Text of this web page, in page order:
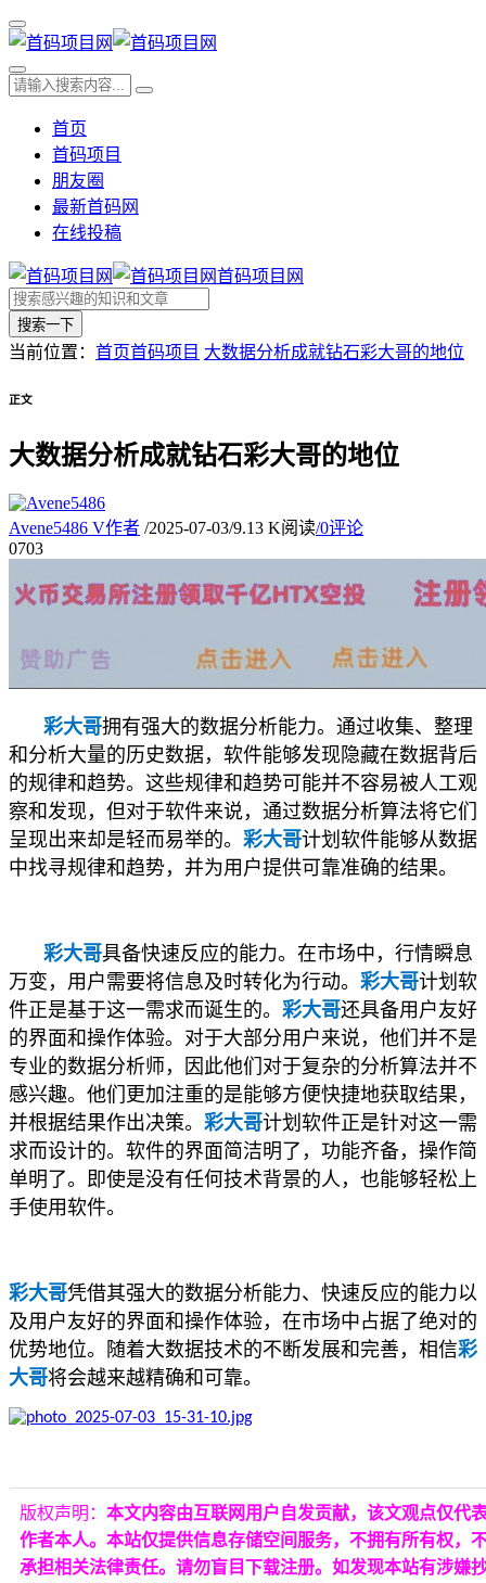
首页
首码项目
朋友圈
最新首码网
在线投稿
首码项目网
搜索一下
当前位置： 首页首码项目 大数据分析成就钻石彩大哥的地位
正文
大数据分析成就钻石彩大哥的地位
Avene5486 V作者 /2025-07-03/9.13 K阅读/0评论
0703
彩大哥拥有强大的数据分析能力。通过收集、整理
和分析大量的历史数据，软件能够发现隐藏在数据背后
的规律和趋势。这些规律和趋势可能并不容易被人工观
察和发现，但对于软件来说，通过数据分析算法将它们
呈现出来却是轻而易举的。 彩大哥计划软件能够从数据
中找寻规律和趋势，并为用户提供可靠准确的结果。
彩大哥具备快速反应的能力。在市场中，行情瞬息
万变，用户需要将信息及时转化为行动。 彩大哥计划软
件正是基于这一需求而诞生的。 彩大哥还具备用户友好
的界面和操作体验。对于大部分用户来说，他们并不是
专业的数据分析师，因此他们对于复杂的分析算法并不
感兴趣。他们更加注重的是能够方便快捷地获取结果，
并根据结果作出决策。 彩大哥计划软件正是针对这一需
求而设计的。软件的界面简洁明了，功能齐备，操作简
单明了。即使是没有任何技术背景的人，也能够轻松上
手使用软件。
彩大哥凭借其强大的数据分析能力、快速反应的能力以
及用户友好的界面和操作体验，在市场中占据了绝对的
优势地位。随着大数据技术的不断发展和完善，相信彩
大哥将会越来越精确和可靠。
版权声明： 本文内容由互联网用户自发贡献，该文观点仅代
作者本人。本站仅提供信息存储空间服务，不拥有所有权，
承担相关法律责任。请勿盲目下载注册。如发现本站有涉嫌